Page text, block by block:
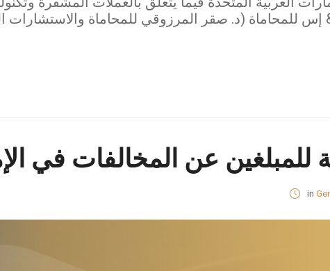
إس للمحاماة (د. صقر المرزوقي للمحاماة والاستشارات
للمبلغين عن المخالفات في
in